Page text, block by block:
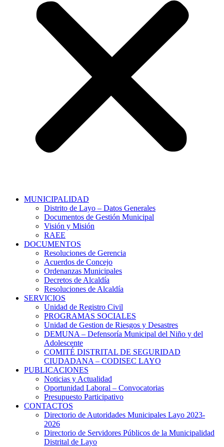
MUNICIPALIDAD
Distrito de Layo – Datos Generales
Documentos de Gestión Municipal
Visión y Misión
RAEE
DOCUMENTOS
Resoluciones de Gerencia
Acuerdos de Concejo
Ordenanzas Municipales
Decretos de Alcaldía
Resoluciones de Alcaldía
SERVICIOS
Unidad de Registro Civil
PROGRAMAS SOCIALES
Unidad de Gestion de Riesgos y Desastres
DEMUNA – Defensoría Municipal del Niño y del
Adolescente
COMITÉ DISTRITAL DE SEGURIDAD
CIUDADANA – CODISEC LAYO
PUBLICACIONES
Noticias y Actualidad
Oportunidad Laboral – Convocatorias
Presupuesto Participativo
CONTACTOS
Directorio de Autoridades Municipales Layo 2023-
2026
Directorio de Servidores Públicos de la Municipalidad
Distrital de Layo